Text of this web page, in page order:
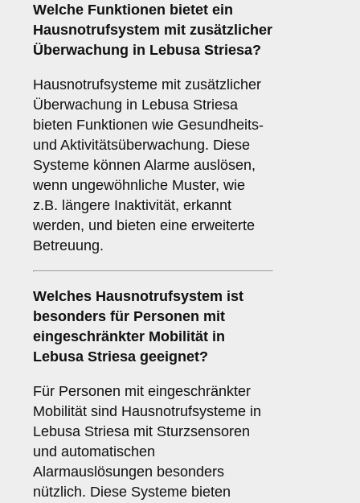
Welche Funktionen bietet ein
Hausnotrufsystem mit zusätzlicher
Überwachung in Lebusa Striesa?
Hausnotrufsysteme mit zusätzlicher
Überwachung in Lebusa Striesa
bieten Funktionen wie Gesundheits-
und Aktivitätsüberwachung. Diese
Systeme können Alarme auslösen,
wenn ungewöhnliche Muster, wie
z.B. längere Inaktivität, erkannt
werden, und bieten eine erweiterte
Betreuung.
Welches Hausnotrufsystem ist
besonders für Personen mit
eingeschränkter Mobilität in
Lebusa Striesa geeignet?
Für Personen mit eingeschränkter
Mobilität sind Hausnotrufsysteme in
Lebusa Striesa mit Sturzsensoren
und automatischen
Alarmauslösungen besonders
nützlich. Diese Systeme bieten